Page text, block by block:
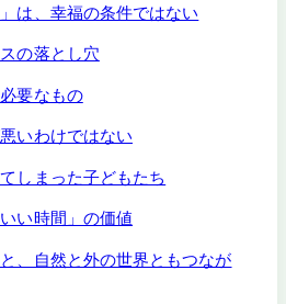
は、幸福の条件ではない
の落とし穴
要なもの
いわけではない
しまった子どもたち
い時間」の価値
、自然と外の世界ともつなが